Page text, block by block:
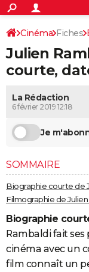
ACTUALITÉS
Politique
Société
Faits Divers
Education
Monde
Villes
+
SPORT
Coupe du monde
Football
Tennis
Cyclisme
Rugby
Forum
Retraite
Impôts
Epargne
Immobilier
Risques naturels par
Banque
Assurance
Crédit
AUTO
Essais
Réserver un essai
Citadines
Berlines
SUV
Forum auto
+HIGH-TECH
BRICOLAGE
Forum
Aménagement
Extérieur
Cuisine
Salle de bains
Jardinage
Rangement
+WEEK-END
Art de vivre
Bien-être
Loisirs
Mode
Modes de vie
+SANTE
VOYAGE
Cinéma Fiches
Julien
courte,
La Rédaction
6 février 2019 12:18
Je
SOMMAIRE
Biographie courte de
Filmographie de
Biographie
Rambaldi fait
cinéma avec un
film connaît un